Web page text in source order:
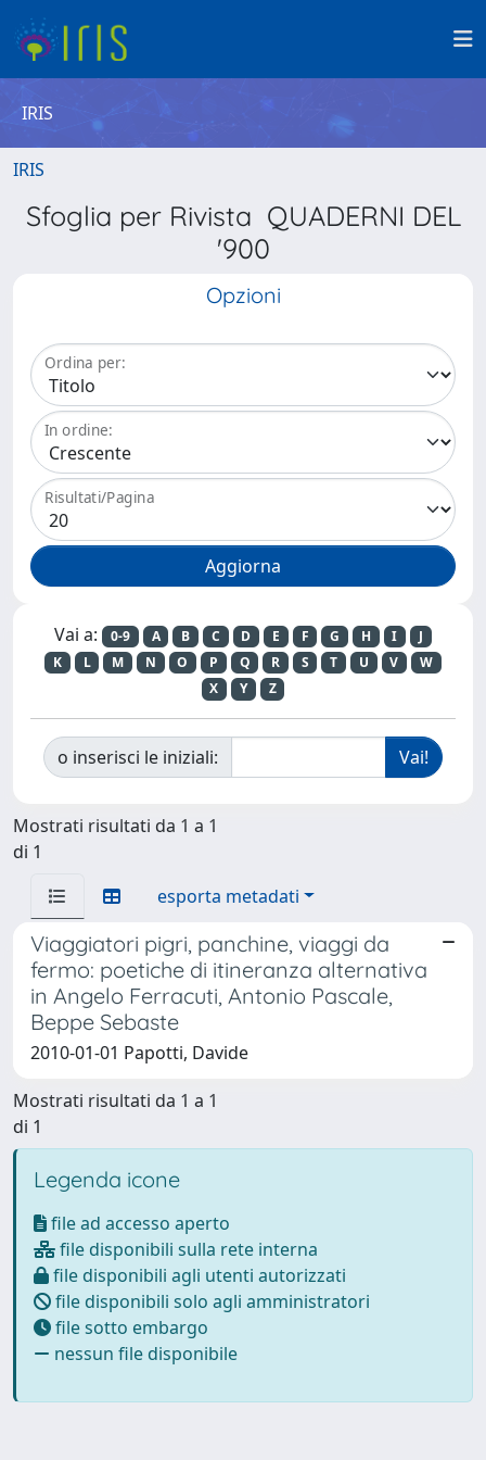
IRIS
IRIS
Sfoglia per Rivista QUADERNI DEL
'900
Opzioni
Ordina per:
In ordine:
Risultati/Pagina
Vai a: 0-9 A B C D E F G H I
J
K
L M N O P Q R S T U V
W
X
Y Z
o inserisci le iniziali:
Mostrati risultati da 1 a 1
di 1
esporta metadati
Viaggiatori pigri, panchine, viaggi da
fermo: poetiche di itineranza alternativa
in Angelo Ferracuti, Antonio Pascale,
Beppe Sebaste
2010-01-01 Papotti, Davide
Mostrati risultati da 1 a 1
di 1
Legenda icone
file ad accesso aperto
file disponibili sulla rete interna
file disponibili agli utenti autorizzati
file disponibili solo agli amministratori
file sotto embargo
nessun file disponibile